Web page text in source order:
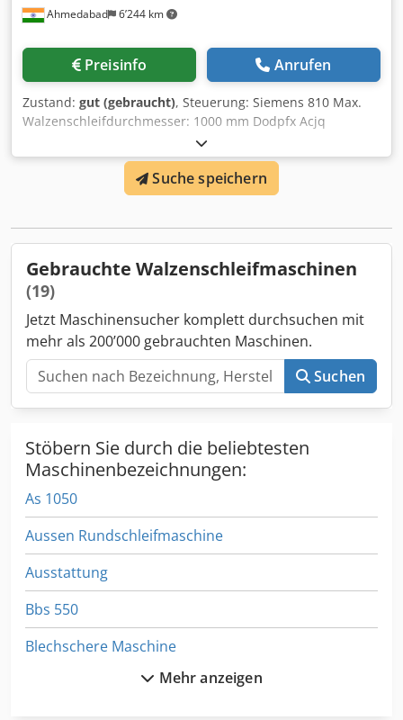
Ahmedabad 6’244 km
Preisinfo Anrufen
Zustand: gut (gebraucht), Steuerung: Siemens 810 Max.
Walzenschleifdurchmesser: 1000 mm Dodpfx Acjq
Dmkwjqokr Max. Walzenschleiflänge: 5260 mm Max.
Walzengewicht: 16 Tonnen
Suche speichern
Gebrauchte Walzenschleifmaschinen
(19)
Jetzt Maschinensucher komplett durchsuchen mit
mehr als 200’000 gebrauchten Maschinen.
Suchen
Stöbern Sie durch die beliebtesten
Maschinenbezeichnungen:
As 1050
Aussen Rundschleifmaschine
Ausstattung
Bbs 550
Blechschere Maschine
Mehr anzeigen